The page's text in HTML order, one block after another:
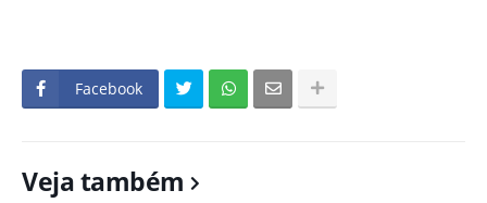
Facebook
Veja também